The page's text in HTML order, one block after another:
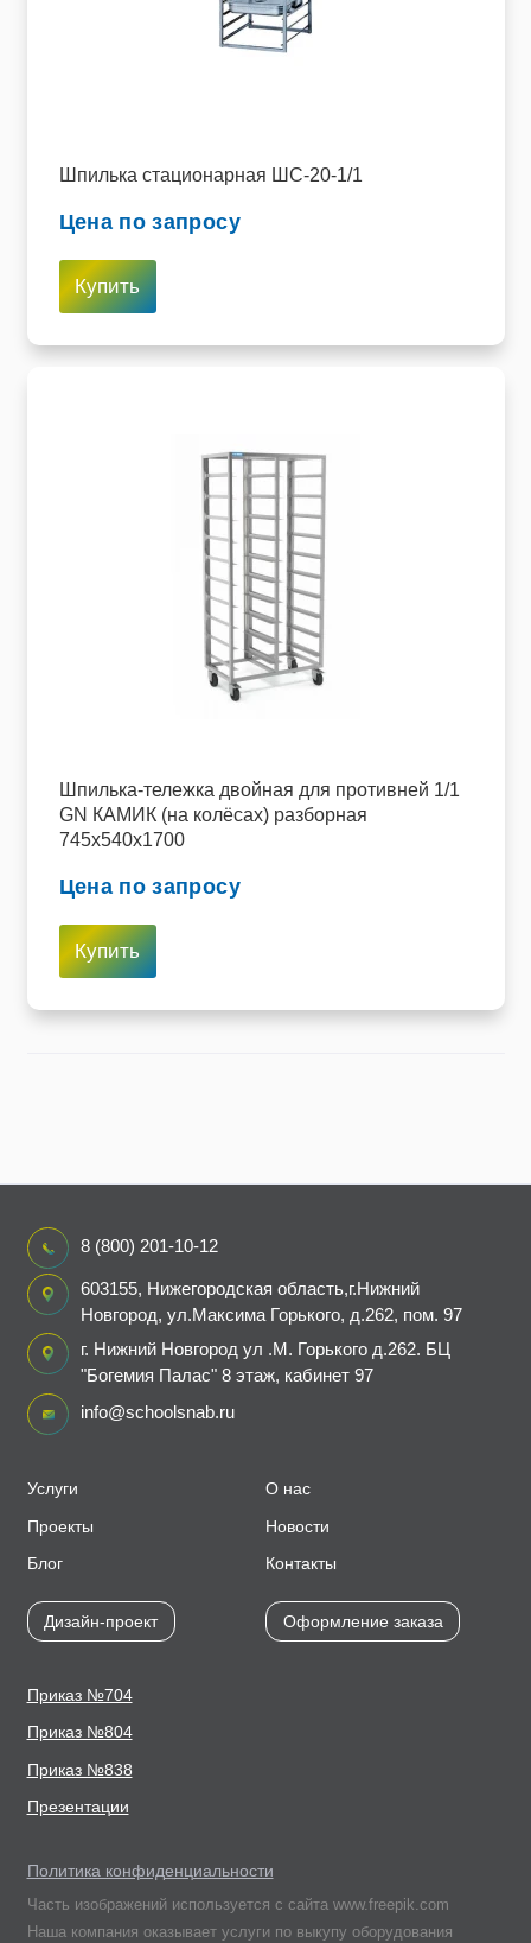
Шпилька стационарная ШС-20-1/1
Цена по запросу
Купить
Шпилька-тележка двойная для противней 1/1
GN КАМИК (на колёсах) разборная
745х540х1700
Цена по запросу
Купить
Услуги
Проекты
Блог
Дизайн-проект
О нас
Новости
Контакты
Оформление заказа
Приказ №704
Приказ №804
Приказ №838
Презентации
8 (800) 201-10-12
603155, Нижегородская область,г.Нижний
Новгород, ул.Максима Горького, д.262, пом. 97
г. Нижний Новгород ул .М. Горького д.262. БЦ
"Богемия Палас" 8 этаж, кабинет 97
info@schoolsnab.ru
Политика конфиденциальности
Часть изображений используется с сайта www.freepik.com
Наша компания оказывает услуги по выкупу оборудования